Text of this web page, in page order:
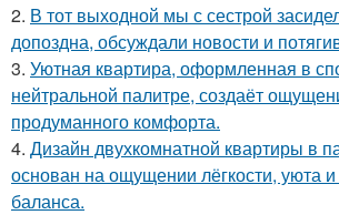
2. В тот выходной мы с сестрой
допоздна, обсуждали новости и
3. Уютная квартира, оформленная в
нейтральной палитре, создаёт
продуманного комфорта.
4. Дизайн двухкомнатной квартиры в
основан на ощущении лёгкости, уюта и
баланса.